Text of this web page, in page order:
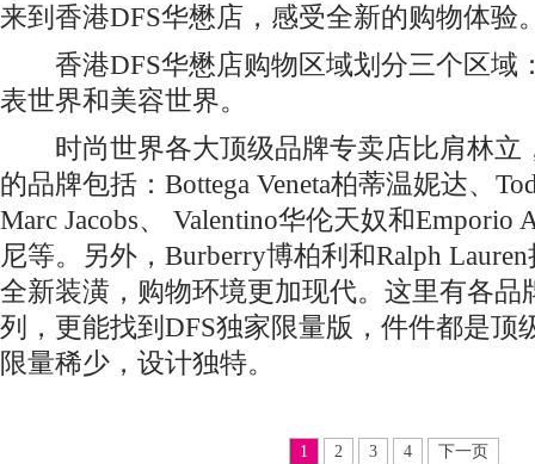
来到香港DFS华懋店，感受全新的购物体验
香港DFS华懋店购物区域划分三个区域
表世界和美容世界。
时尚世界各大顶级品牌专卖店比肩林立
的品牌包括：Bottega Veneta柏蒂温妮达、
Marc Jacobs、 Valentino华伦天奴和Emporio
尼等。另外，Burberry博柏利和Ralph
全新装潢，购物环境更加现代。这里有各品
列，更能找到DFS独家限量版，件件都是顶
限量稀少，设计独特。
1 2 3 4 下一页